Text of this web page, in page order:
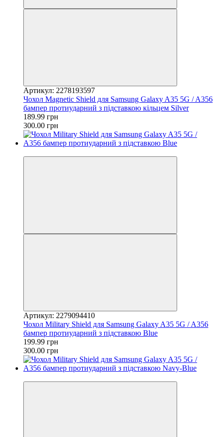
Артикул: 2278193597
Чохол Magnetic Shield для Samsung Galaxy A35 5G / A356
бампер протиударний з підставкою кільцем Silver
189.99 грн
300.00 грн
Артикул: 2279094410
Чохол Military Shield для Samsung Galaxy A35 5G / A356
бампер протиударний з підставкою Blue
199.99 грн
300.00 грн